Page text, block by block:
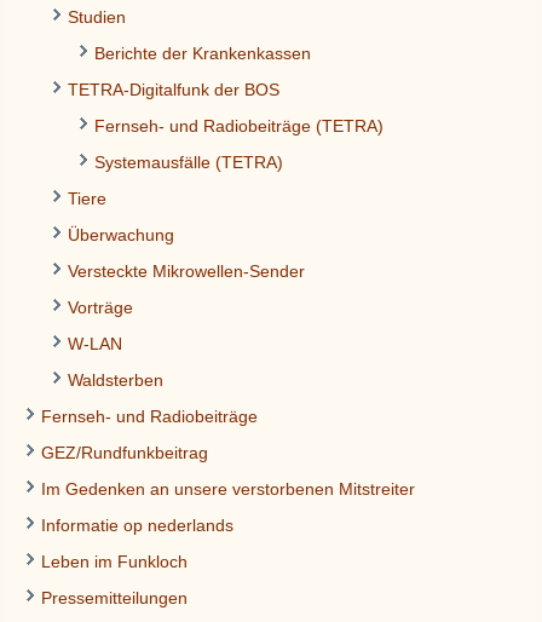
Studien
Berichte der Krankenkassen
TETRA-Digitalfunk der BOS
Fernseh- und Radiobeiträge (TETRA)
Systemausfälle (TETRA)
Tiere
Überwachung
Versteckte Mikrowellen-Sender
Vorträge
W-LAN
Waldsterben
Fernseh- und Radiobeiträge
GEZ/Rundfunkbeitrag
Im Gedenken an unsere verstorbenen Mitstreiter
Informatie op nederlands
Leben im Funkloch
Pressemitteilungen